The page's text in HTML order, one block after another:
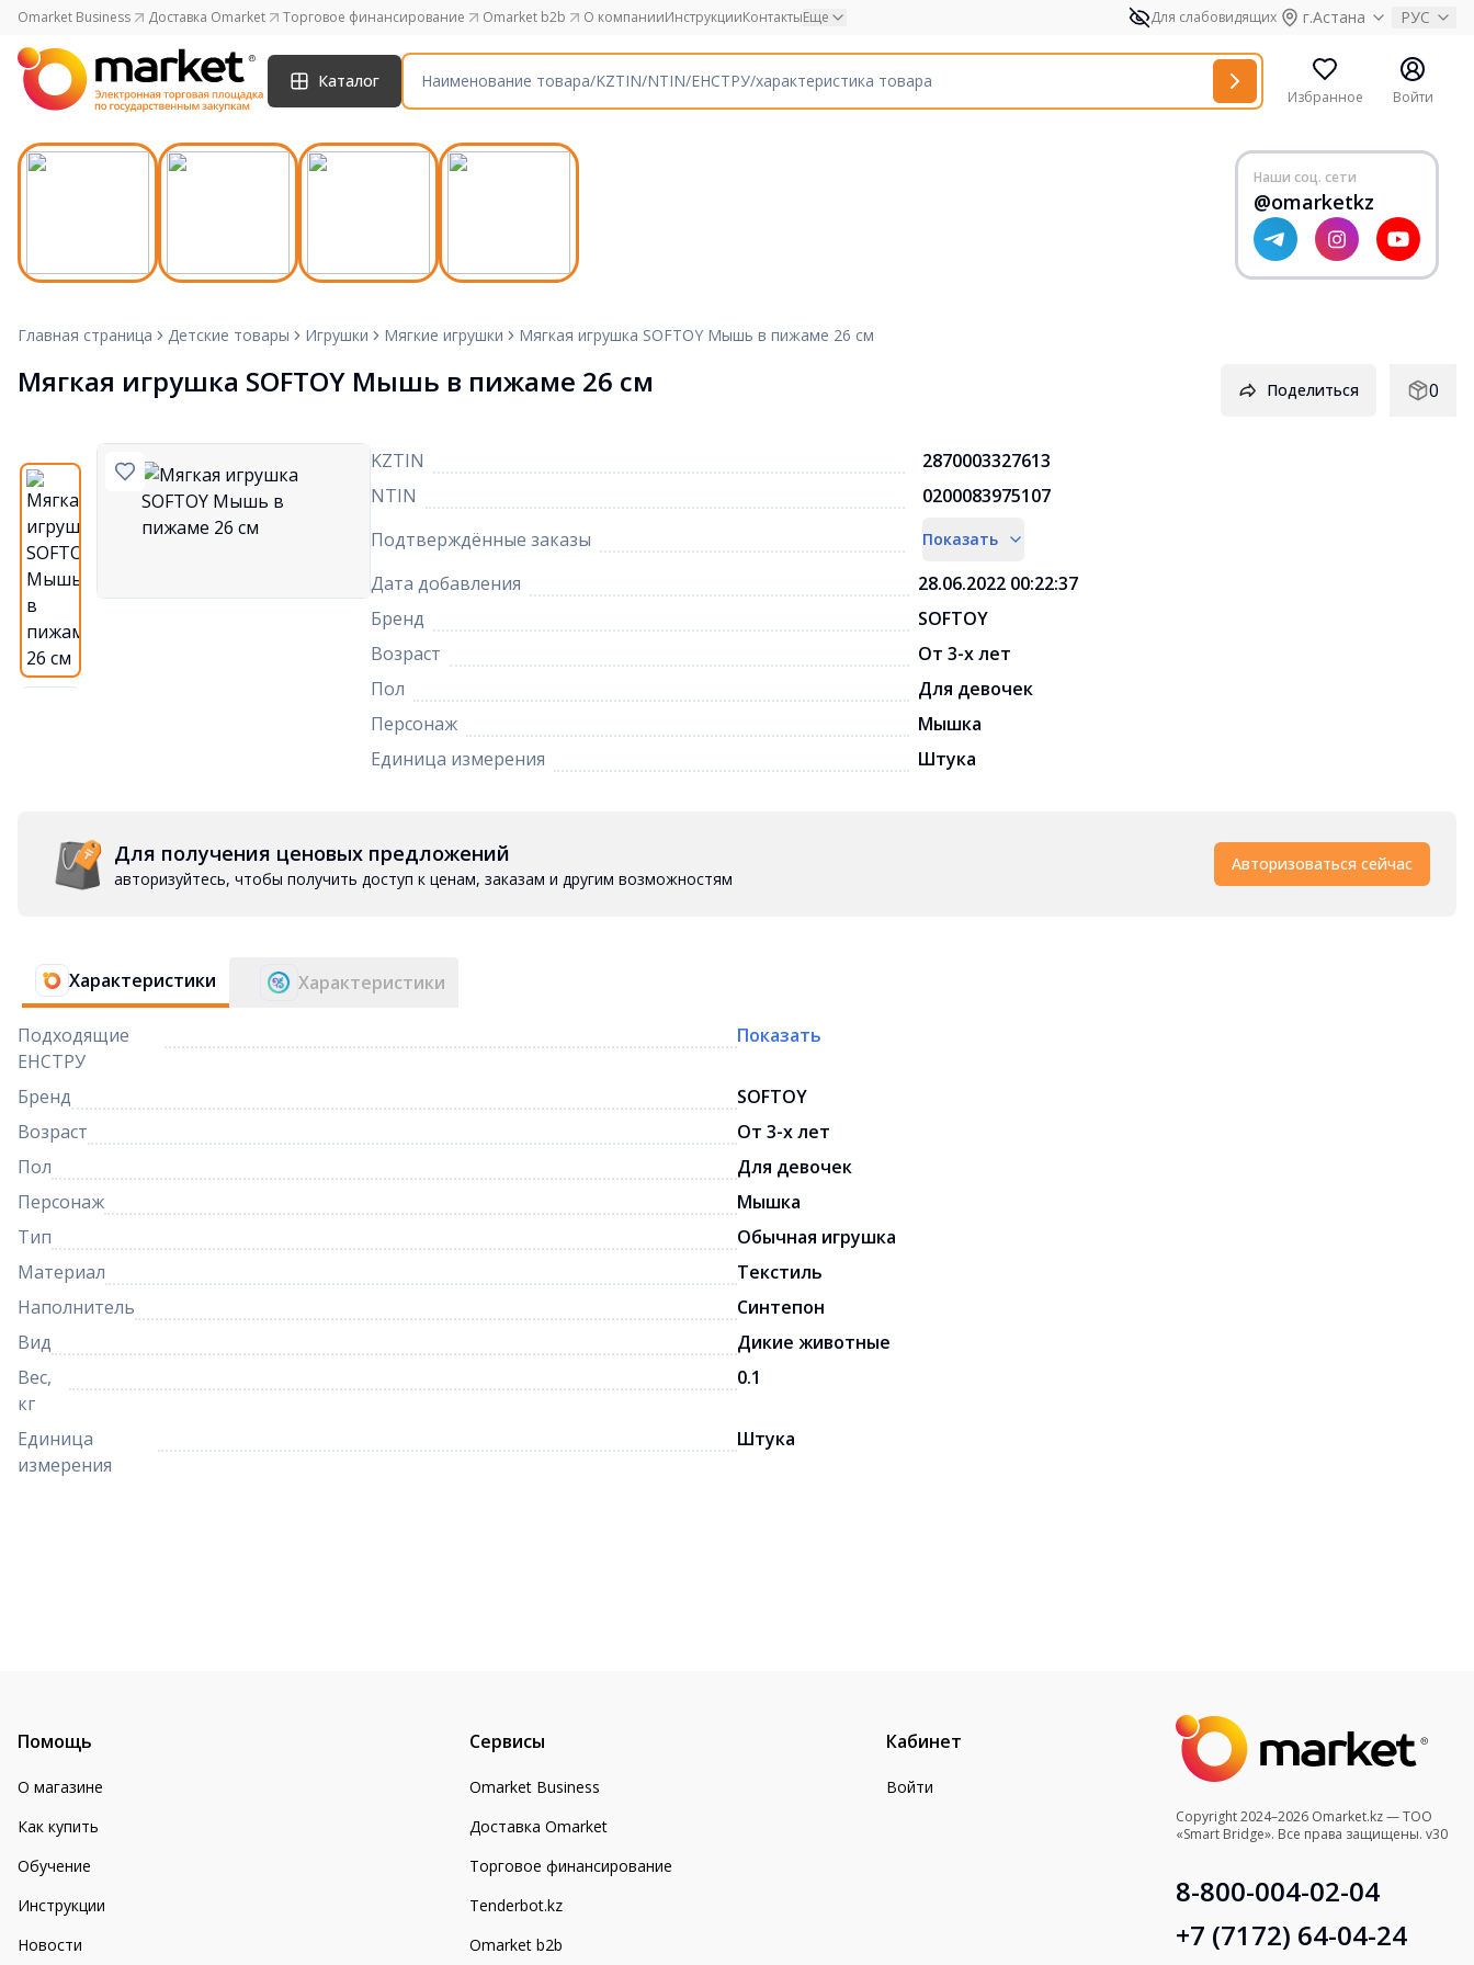
Omarket Business Доставка Omarket Торговое финансирование Omarket b2b О компанииИнструкцииКонтактыЕще Для слабовидящих г.Астана РУС
Каталог
Избранное Войти
Наши соц. сети
@omarketkz
Главная страница Детские товары Игрушки Мягкие игрушки Мягкая игрушка SOFTOY Мышь в пижаме 26 см
Мягкая игрушка SOFTOY Мышь в пижаме 26 см Поделиться 0
KZTIN
2870003327613
NTIN
0200083975107
Подтверждённые заказы
Показать
Дата добавления
28.06.2022 00:22:37
Бренд
SOFTOY
Возраст
От 3-х лет
Пол
Для девочек
Персонаж
Мышка
Единица измерения
Штука
Для получения ценовых предложений
авторизуйтесь, чтобы получить доступ к ценам, заказам и другим возможностям
Авторизоваться сейчас
Характеристики Характеристики
Подходящие
ЕНСТРУ
Показать
Бренд
SOFTOY
Возраст
От 3-х лет
Пол
Для девочек
Персонаж
Мышка
Тип
Обычная игрушка
Материал
Текстиль
Наполнитель
Синтепон
Вид
Дикие животные
Вес,
кг
0.1
Единица
измерения
Штука
Помощь
О магазине
Как купить
Обучение
Инструкции
Новости
Сервисы
Omarket Business
Доставка Omarket
Торговое финансирование
Tenderbot.kz
Omarket b2b
Кабинет
Войти
Copyright 2024–2026 Omarket.kz — ТОО
«Smart Bridge». Все права защищены. v30
8-800-004-02-04
+7 (7172) 64-04-24